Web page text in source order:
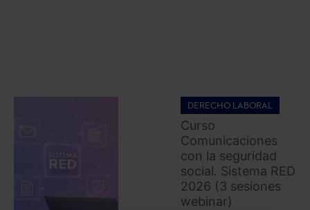
DERECHO LABORAL
Curso
Comunicaciones
con la seguridad
social. Sistema RED
2026 (3 sesiones
webinar)